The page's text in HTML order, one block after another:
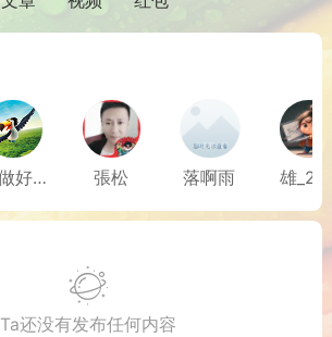
美图
用心做好—安静的等候 張松 落啊雨 雄
Ta还没有发布任何内容